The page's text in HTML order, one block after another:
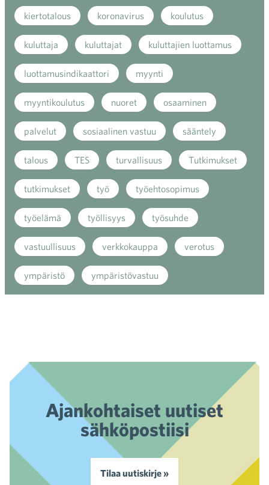
kiertotalous koronavirus koulutus
kuluttaja kuluttajat kuluttajien luottamus
luottamusindikaattori myynti
myyntikoulutus nuoret osaaminen
palvelut sosiaalinen vastuu sääntely
talous TES turvallisuus Tutkimukset
tutkimukset työ työehtosopimus
työelämä työllisyys työsuhde
vastuullisuus verkkokauppa verotus
ympäristö ympäristövastuu
Ajankohtaiset uutiset
sähköpostiisi
Tilaa uutiskirje »